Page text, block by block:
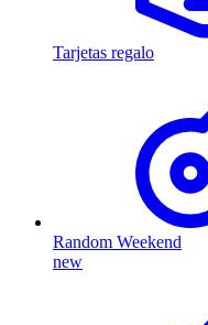
Tarjetas regalo
Random Weekend
new